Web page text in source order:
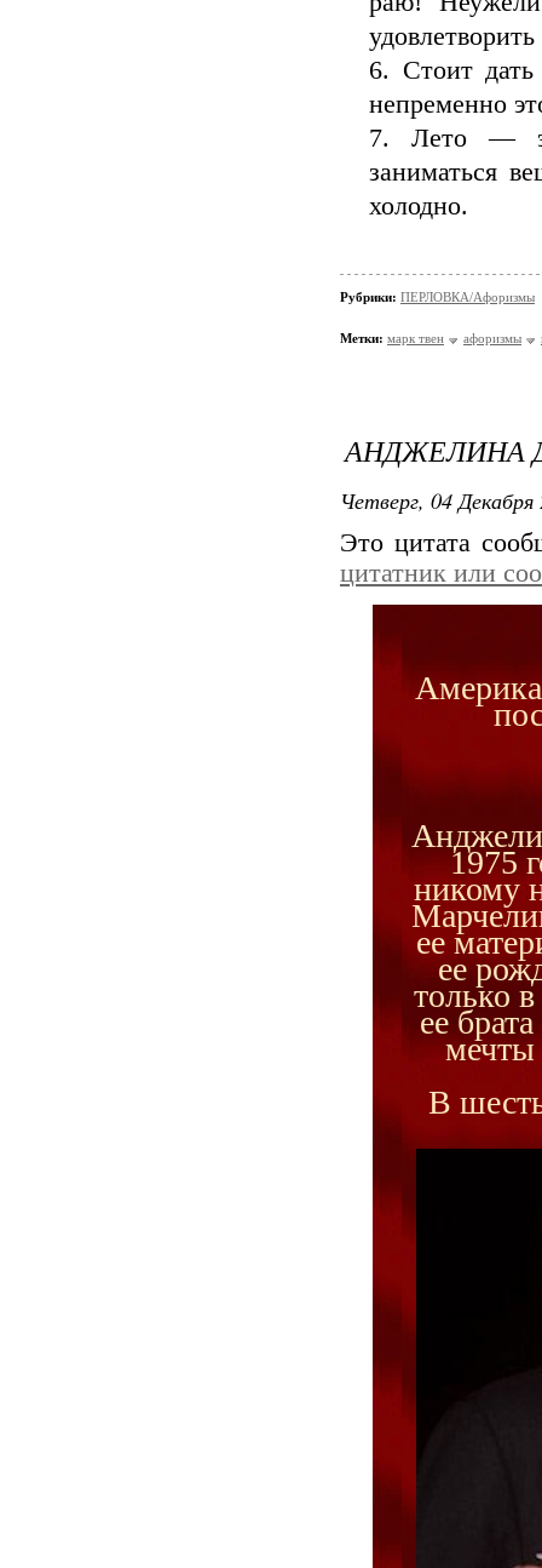
6. Стоит дать
непременно
7. Лето —
заниматься
холодно.
Рубрики: ПЕРЛОВКА/Aфоризмы
Метки: марк твен афоризмы
АНДЖЕЛИНА
Четверг, 04
Это цитата
цитатник или
1975
никому
ее
ее
только
ее
мечты
В